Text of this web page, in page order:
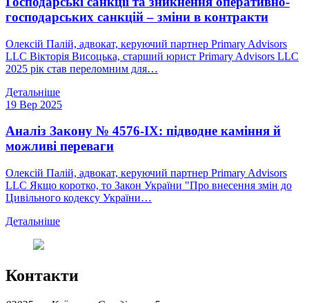
господарських санкцій – зміни в контракти
Олексій Палій, адвокат, керуючий партнер Primary Advisors
LLC Вікторія Висоцька, старший юрист Primary Advisors LLC
2025 рік став переломним для…
Детальніше
19 Вер 2025
Аналіз Закону № 4576-IX: підводне каміння й
можливі переваги
Олексій Палій, адвокат, керуючий партнер Primary Advisors
LLC Якщо коротко, то Закон України "Про внесення змін до
Цивільного кодексу України…
Детальніше
Контакти